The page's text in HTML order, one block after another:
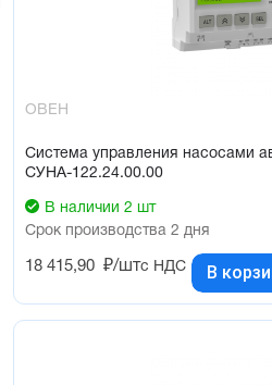
управление системой из любой
ОВЕН
Система управления насосами
СУНА-122.24.00.00
В наличии 2 шт
Срок производства 2 дня
18 415,90 ₽/штс НДС В